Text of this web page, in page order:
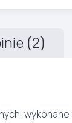
(2)
wykonane